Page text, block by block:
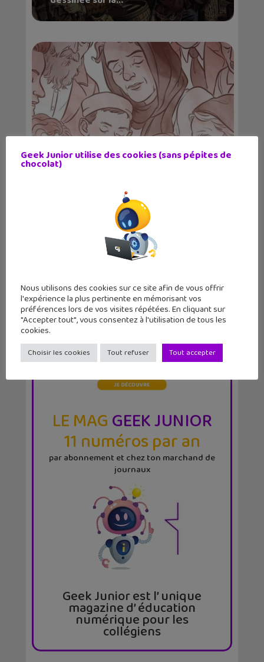
Sortie BD : Les Enfants de
Buchenwald, mémoire viv...
LE MAGGEEK JUNIOR
11 numéros par an
par abonnement et chez ton marchand de
journaux
Geek Junior est l’ unique
magazine d’ éducation
numérique pour les
collégiens
Geek Junior utilise des cookies (sans pépites de
chocolat)
Nous utilisons des cookies sur ce site afin de vous offrir
l'expérience la plus pertinente en mémorisant vos
préférences lors de vos visites répétées. En cliquant sur
"Accepter tout", vous consentez à l'utilisation de tous les
cookies.
Choisir les cookies Tout refuser Tout accepter